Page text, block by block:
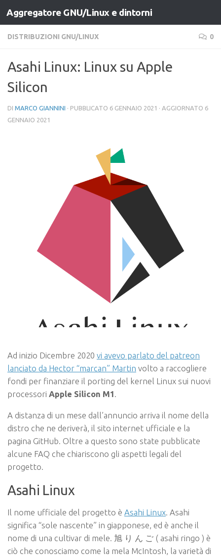
Salta al contenuto
Aggregatore GNU/Linux e dintorni
DISTRIBUZIONI GNU/LINUX 0
Asahi Linux: Linux su Apple
Silicon
DI MARCO GIANNINI · PUBBLICATO 6 GENNAIO 2021 · AGGIORNATO 6
GENNAIO 2021
Ad inizio Dicembre 2020 vi avevo parlato del patreon
lanciato da Hector “marcan” Martin volto a raccogliere
fondi per finanziare il porting del kernel Linux sui nuovi
processori Apple Silicon M1.
A distanza di un mese dall’annuncio arriva il nome della
distro che ne deriverà, il sito internet ufficiale e la
pagina GitHub. Oltre a questo sono state pubblicate
alcune FAQ che chiariscono gli aspetti legali del
progetto.
Asahi Linux
Il nome ufficiale del progetto è Asahi Linux . Asahi
significa “sole nascente” in giapponese, ed è anche il
nome di una cultivar di mele. 旭 り ん ご ( asahi ringo ) è
ciò che conosciamo come la mela McIntosh, la varietà di